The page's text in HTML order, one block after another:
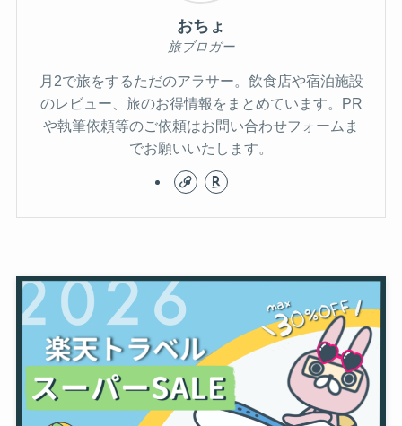
おちょ
旅ブロガー
月2で旅をするただのアラサー。飲食店や宿泊施設
のレビュー、旅のお得情報をまとめています。PR
や執筆依頼等のご依頼はお問い合わせフォームま
でお願いいたします。